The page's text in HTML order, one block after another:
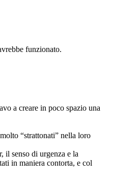
funzionato.
a creare in poco spazio una
“strattonati” nella loro
il senso di urgenza e la
in maniera contorta, e col